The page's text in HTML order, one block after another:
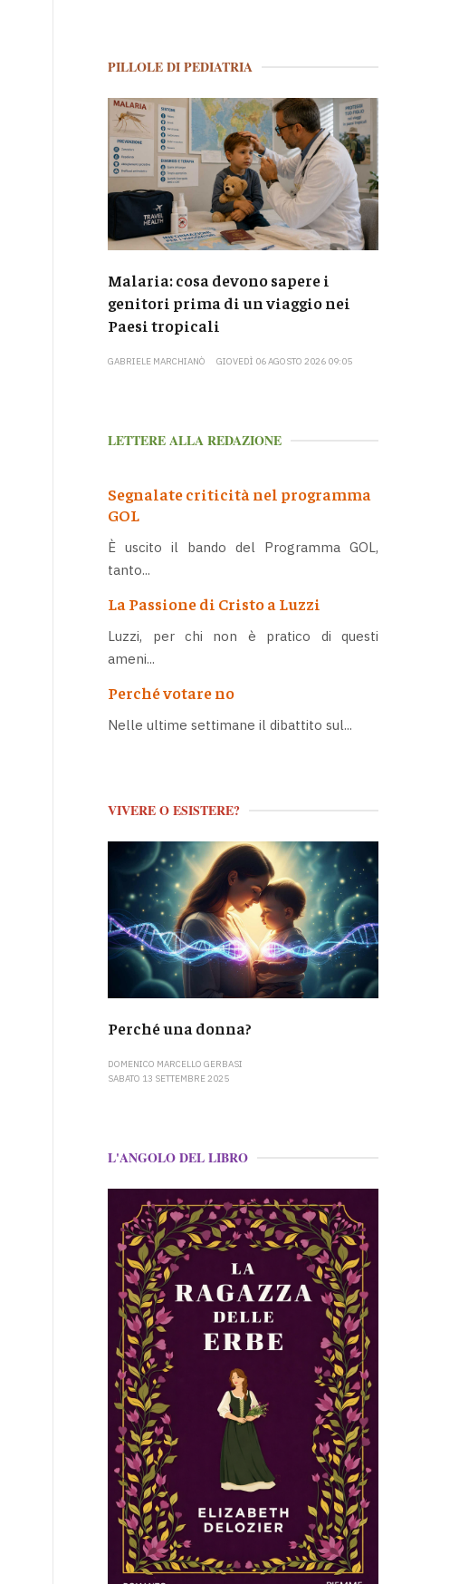
PILLOLE DI PEDIATRIA
Malaria: cosa devono sapere i
genitori prima di un viaggio nei
Paesi tropicali
GABRIELE MARCHIANÒ GIOVEDÌ 06 AGOSTO 2026 09:05
LETTERE ALLA REDAZIONE
Segnalate criticità nel programma
GOL
È uscito il bando del Programma GOL,
tanto...
La Passione di Cristo a Luzzi
Luzzi, per chi non è pratico di questi
ameni...
Perché votare no
Nelle ultime settimane il dibattito sul...
VIVERE O ESISTERE?
Perché una donna?
DOMENICO MARCELLO GERBASI
SABATO 13 SETTEMBRE 2025
L'ANGOLO DEL LIBRO